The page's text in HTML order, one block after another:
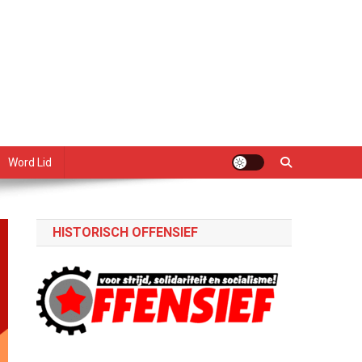
Word Lid
HISTORISCH OFFENSIEF